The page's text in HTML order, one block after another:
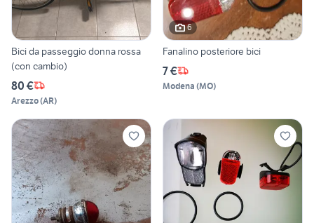
Bici da passeggio donna rossa
(con cambio)
80 €
Arezzo(AR)
6
Fanalino posteriore bici
7 €
Modena (MO)